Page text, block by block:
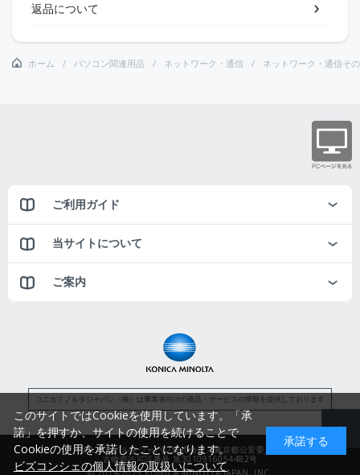
返品について
ホーム パソコン関連用品 ネットワーク・通信 ネットワーク・通信そ
ご利用ガイド
当サイトについて
ご案内
コニカミノルタジャパン（株）は事業者向けの商品・サービスの情報を提供しております
コニカミノルタジャパン株式会社／東京都公安委員会
古物商許可証番号 第3010916054482号
© 2014-2025 KONICA MINOLTA JAPAN, INC.
このサイトではCookieを使用しています。「承
諾」を押すか、サイトの使用を続けることで
Cookieの使用を承諾したことになります。
ビズコンシェの個人情報の取扱いについて
承諾する